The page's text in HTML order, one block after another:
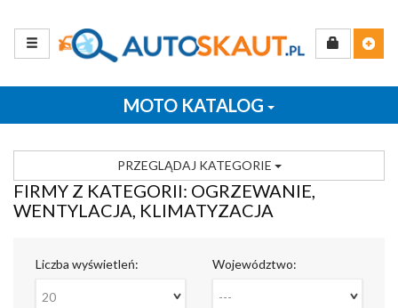
MOTO KATALOG
PRZEGLĄDAJ KATEGORIE
FIRMY Z KATEGORII: OGRZEWANIE,
WENTYLACJA, KLIMATYZACJA
Liczba wyświetleń:
20
Województwo:
---